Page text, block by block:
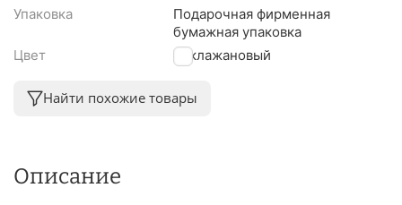
Упаковка
Подарочная фирменная
бумажная упаковка
Цвет
Баклажановый
Найти похожие товары
Описание